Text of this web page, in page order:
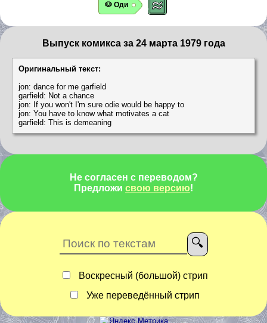
🐶 Оди
Выпуск комикса за 24 марта 1979 года
Оригинальный текст:
jon: dance for me garfield
garfield: Not a chance
jon: If you won't I'm sure odie would be happy to
jon: You have to know what motivates a cat
garfield: This is demeaning
Не согласен с переводом?
Предложи свою версию!
Воскресный (большой) стрип
Уже переведённый стрип